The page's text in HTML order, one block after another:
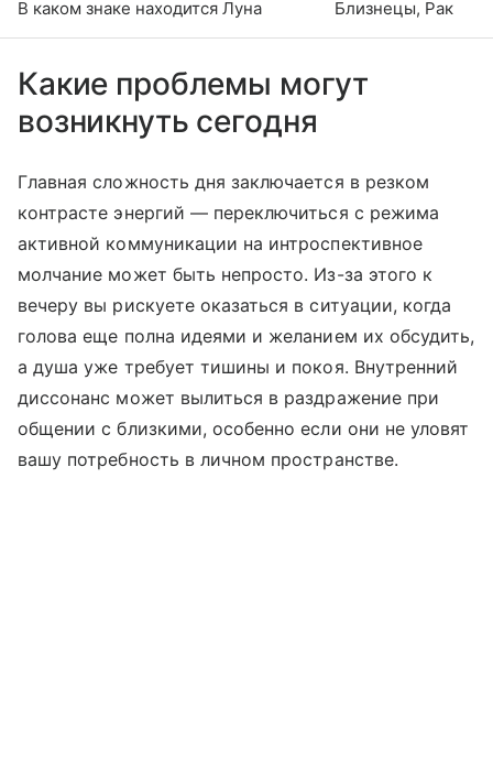
В каком знаке находится Луна Близнецы, Рак
Какие проблемы могут
возникнуть сегодня
Главная сложность дня заключается в резком
контрасте энергий — переключиться с режима
активной коммуникации на интроспективное
молчание может быть непросто. Из-за этого к
вечеру вы рискуете оказаться в ситуации, когда
голова еще полна идеями и желанием их обсудить,
а душа уже требует тишины и покоя. Внутренний
диссонанс может вылиться в раздражение при
общении с близкими, особенно если они не уловят
вашу потребность в личном пространстве.